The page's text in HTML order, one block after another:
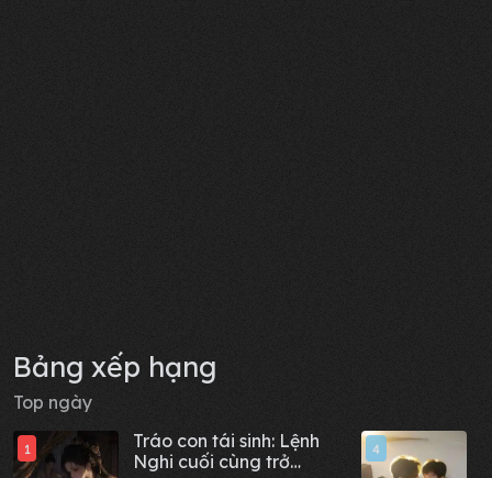
Bảng xếp hạng
Top ngày
1
Tráo con tái sinh: Lệnh
Nghi cuối cùng trở
4